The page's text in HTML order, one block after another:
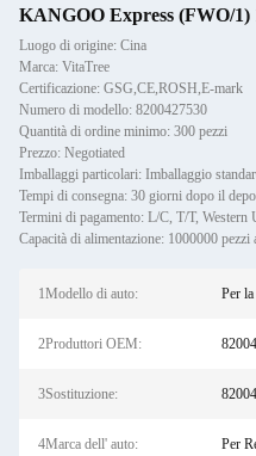
KANGOO Express (FWO/1)
Luogo di origine: Cina
Marca: VitaTree
Certificazione: GSG,CE,ROSH,E-mark
Numero di modello: 8200427530
Quantità di ordine minimo: 300 pezzi
Prezzo: Negotiated
Imballaggi particolari: Imballaggio
Tempi di consegna: 30 giorni dopo il
Termini di pagamento: L/C, T/T,
Capacità di alimentazione: 1000000 pezzi
1Modello di auto: Per
2Produttori OEM:
3Sostituzione:
4Marca dell' auto: Per